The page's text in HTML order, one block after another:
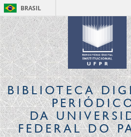
BRASIL
BIBLIOTECA
DA
FEDERAL DO